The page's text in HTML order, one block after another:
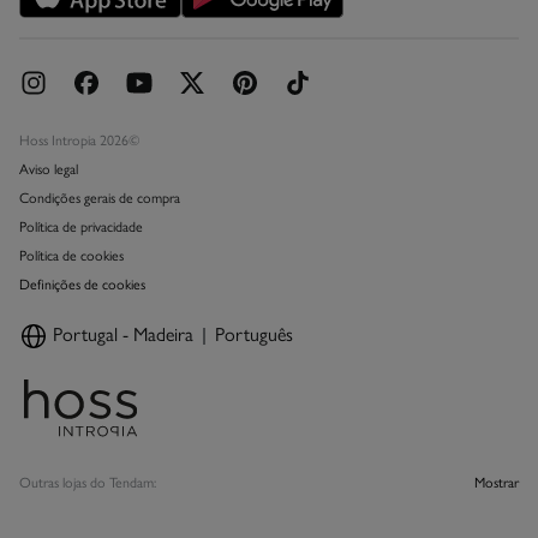
Hoss Intropia 2026©
Aviso legal
Condições gerais de compra
Política de privacidade
Política de cookies
Definições de cookies
Portugal - Madeira Português
Outras lojas do Tendam: Mostrar